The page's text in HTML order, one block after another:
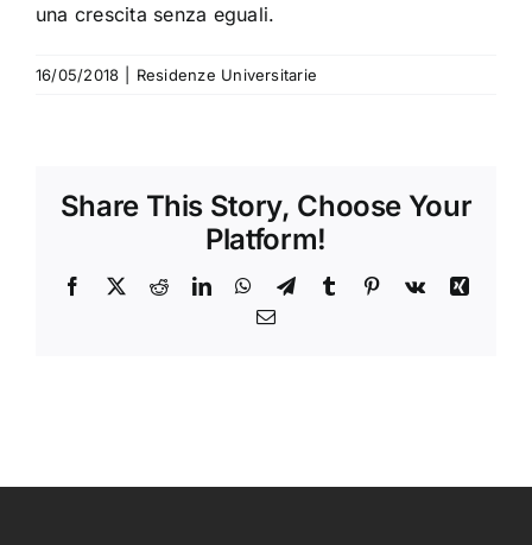
una crescita senza eguali.
16/05/2018 Residenze Universitarie
Share This Story, Choose Your
Platform!
Facebook
X RedditLinkedInWhatsApp
TelegramTumblr Pinterest
Vk
Xing
Email